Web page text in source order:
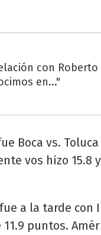
con Roberto
en..."
Boca vs.
vos hizo 15.8
a la tarde con
puntos.